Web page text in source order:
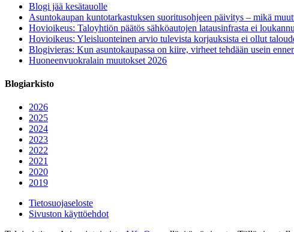
Blogi jää kesätauolle
Asuntokaupan kuntotarkastuksen suoritusohjeen päivitys – mikä
Hovioikeus: Taloyhtiön päätös sähköautojen latausinfrasta ei
Hovioikeus: Yleisluonteinen arvio tulevista korjauksista ei ollut
Blogivieras: Kun asuntokaupassa on kiire, virheet tehdään usein
Huoneenvuokralain muutokset 2026
Blogiarkisto
2026
2025
2024
2023
2022
2021
2020
2019
Tietosuojaseloste
Sivuston käyttöehdot